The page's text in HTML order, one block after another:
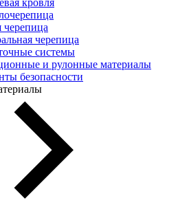
черепица
черепица
системы
и рулонные материалы
безопасности